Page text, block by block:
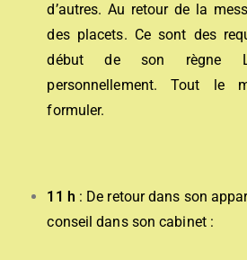
d’autres. Au retour de la
des placets. Ce sont des
début de son règne
personnellement. Tout le
formuler.
11 h : De retour dans son
conseil dans son cabinet :